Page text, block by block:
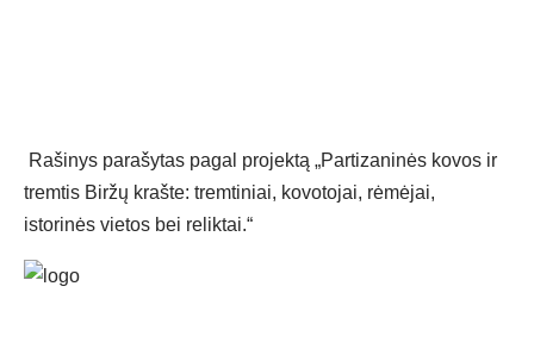
Rašinys parašytas pagal projektą „Partizaninės kovos ir
tremtis Biržų krašte: tremtiniai, kovotojai, rėmėjai,
istorinės vietos bei reliktai.“